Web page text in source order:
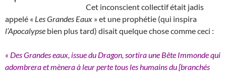
Cet inconscient collectif était jadis
appelé « Les Grandes Eaux » et une prophétie (qui inspira
l’Apocalypse bien plus tard) disait quelque chose comme ceci :
« Des Grandes eaux, issue du Dragon, sortira une Bête Immonde qui
adombrera et mènera à leur perte tous les humains du [branchés